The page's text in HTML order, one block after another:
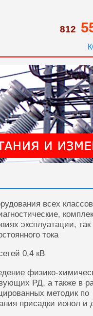
812
всех классов
эксплуатации, так
тока
0,4 кВ
физико-
РД, а также в
методик по
присадки ионол и